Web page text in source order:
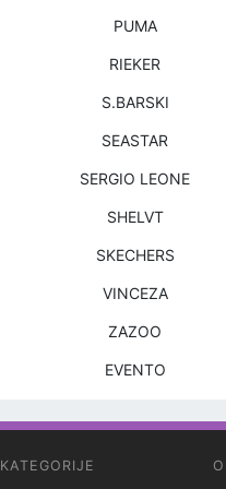
PUMA
RIEKER
S.BARSKI
SEASTAR
SERGIO LEONE
SHELVT
SKECHERS
VINCEZA
ZAZOO
EVENTO
KATEGORIJE